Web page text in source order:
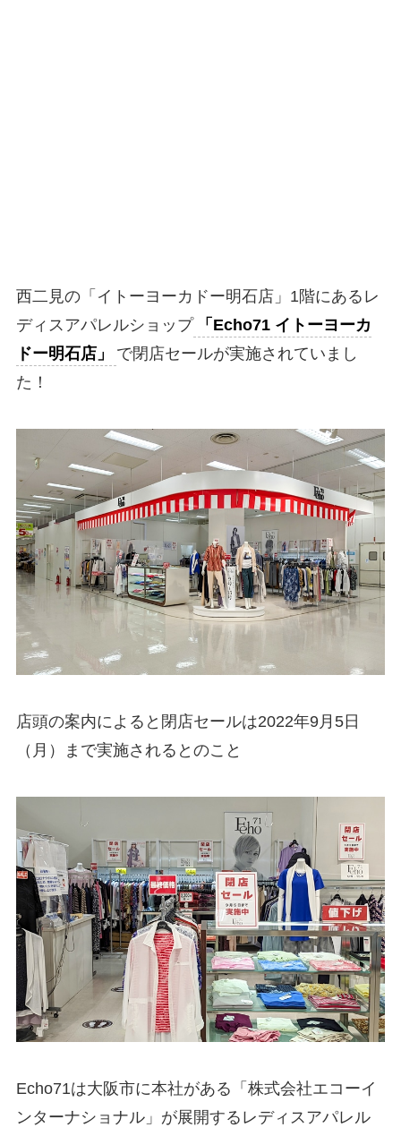
西二見の「イトーヨーカドー明石店」1階にあるレ
ディスアパレルショップ
「Echo71 イトーヨーカ
ドー明石店」
で閉店セールが実施されていまし
た！
店頭の案内によると閉店セールは2022年9月5日
（月）まで実施されるとのこと
Echo71は大阪市に本社がある「株式会社エコーイ
ンターナショナル」が展開するレディスアパレル